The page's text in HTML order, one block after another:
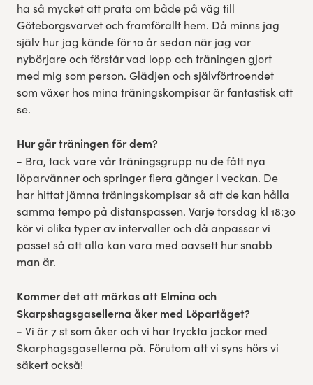
ha så mycket att prata om både på väg till
Göteborgsvarvet och framförallt hem. Då minns jag
själv hur jag kände för 10 år sedan när jag var
nybörjare och förstår vad lopp och träningen gjort
med mig som person. Glädjen och självförtroendet
som växer hos mina träningskompisar är fantastisk att
se.
Hur går träningen för dem?
- Bra, tack vare vår träningsgrupp nu de fått nya
löparvänner och springer flera gånger i veckan. De
har hittat jämna träningskompisar så att de kan hålla
samma tempo på distanspassen. Varje torsdag kl 18:30
kör vi olika typer av intervaller och då anpassar vi
passet så att alla kan vara med oavsett hur snabb
man är.
Kommer det att märkas att Elmina och
Skarpshagsgasellerna åker med Löpartåget?
- Vi är 7 st som åker och vi har tryckta jackor med
Skarphagsgasellerna på. Förutom att vi syns hörs vi
säkert också!